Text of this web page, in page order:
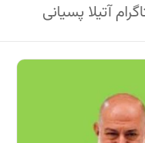
آتیلا پسیانی